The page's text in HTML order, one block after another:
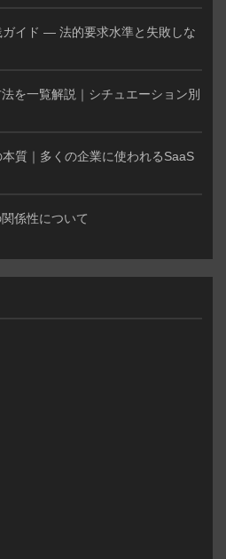
イド — 法的要求水準と失敗しな
を一覧解説｜シチュエーション別
質｜多くの企業に使われるSaaS
係性について